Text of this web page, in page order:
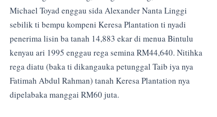
Michael Toyad enggau sida Alexander Nanta Linggi
sebilik ti bempu kompeni Keresa Plantation ti nyadi
penerima lisin ba tanah 14,883 ekar di menua Bintulu
kenyau ari 1995 enggau rega semina RM44,640. Nitihka
rega diatu (baka ti dikangauka petunggal Taib iya nya
Fatimah Abdul Rahman) tanah Keresa Plantation nya
dipelabaka manggai RM60 juta.